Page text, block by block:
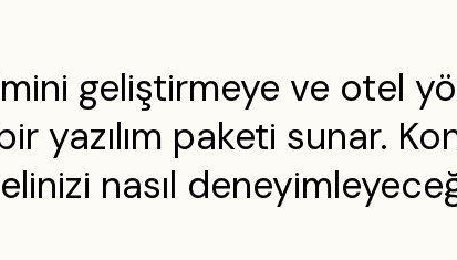
geliştirmeye ve otel
yazılım paketi sunar.
nasıl